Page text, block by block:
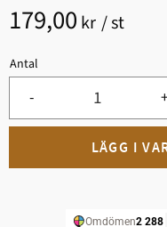
179,00 kr /st
Antal
-